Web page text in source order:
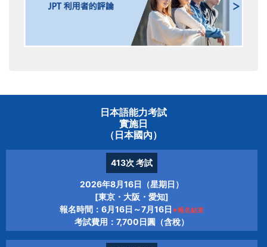
日本語能力考試
實施日
（日本國內）
413次 考試
2026年8月16日（星期日）
[東京・大阪・愛知]
報名時間：6月16日～7月16日 ※報名結束
考試費用：7,700日圓（含稅）